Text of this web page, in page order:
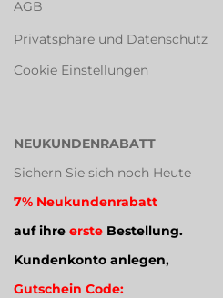
AGB
Privatsphäre und Datenschutz
Cookie Einstellungen
NEUKUNDENRABATT
Sichern Sie sich noch Heute
7% Neukundenrabatt
auf ihre erste Bestellung.
Kundenkonto anlegen,
Gutschein Code: